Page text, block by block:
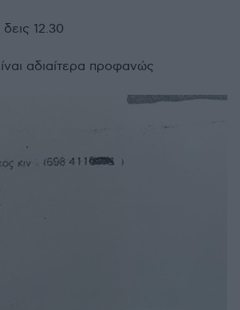
12.30
αδιαίτερα προφανώς